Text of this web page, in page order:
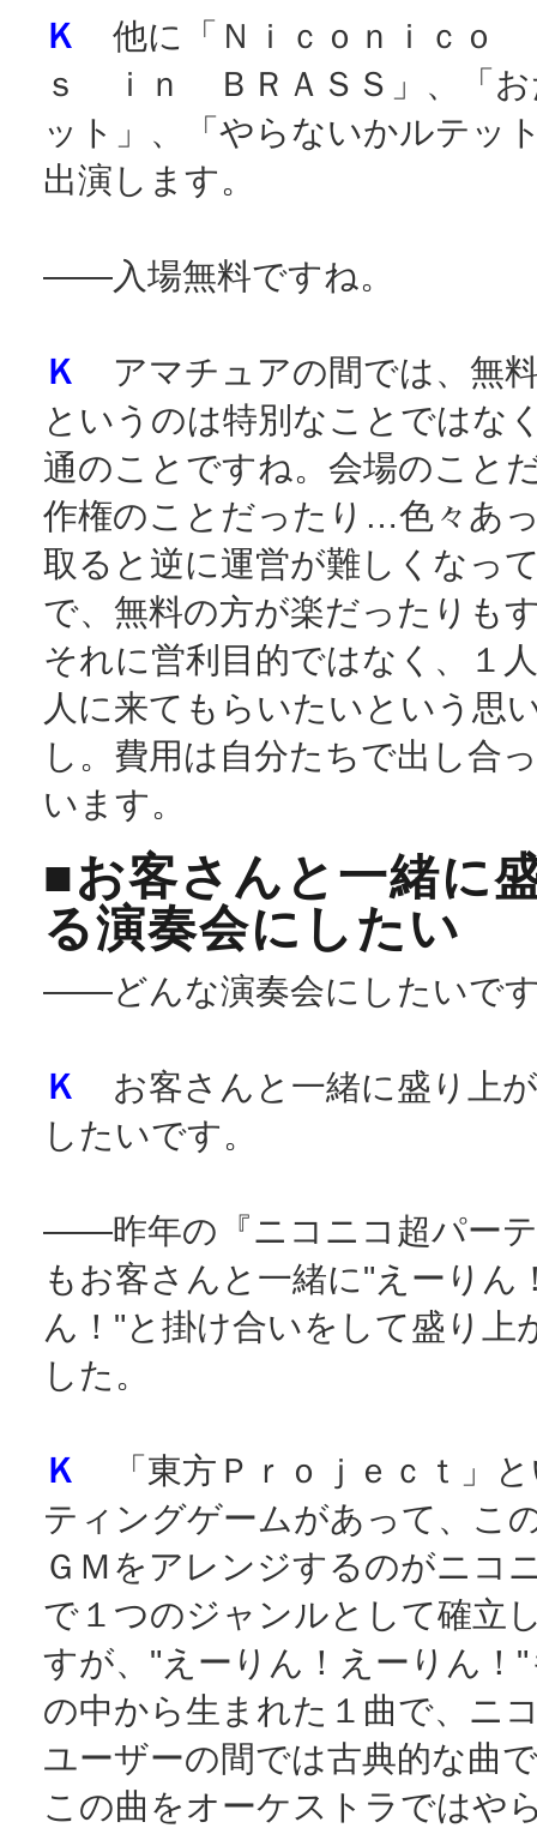
Ｋ
他に「Ｎｉｃｏｎｉｃｏ
ｓ ｉｎ ＢＲＡＳＳ」、「お
ット」、「やらないかルテッ
出演します。
――入場無料ですね。
Ｋ
アマチュアの間では、無
というのは特別なことではな
通のことですね。会場のこと
作権のことだったり…色々あ
取ると逆に運営が難しくなっ
で、無料の方が楽だったりも
それに営利目的ではなく、１
人に来てもらいたいという思
し。費用は自分たちで出し合
います。
■お客さんと一緒に
る演奏会にしたい
――どんな演奏会にしたいで
Ｋ
お客さんと一緒に盛り上
したいです。
――昨年の『ニコニコ超パー
もお客さんと一緒に"えーりん
ん！"と掛け合いをして盛り上
した。
Ｋ
「東方Ｐｒｏｊｅｃｔ」
ティングゲームがあって、こ
ＧＭをアレンジするのがニコ
で１つのジャンルとして確立
すが、"えーりん！えーりん！
の中から生まれた１曲で、ニ
ユーザーの間では古典的な曲
この曲をオーケストラではや